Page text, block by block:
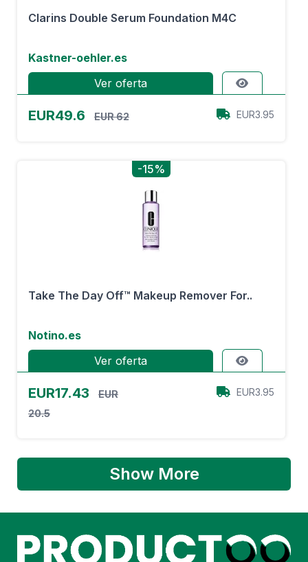
Clarins Double Serum Foundation M4C
Kastner-oehler.es
Ver oferta
EUR49.6 EUR 62 EUR3.95
-15%
Take The Day Off™ Makeup Remover For..
Notino.es
Ver oferta
EUR17.43
EUR
20.5
EUR3.95
Show More